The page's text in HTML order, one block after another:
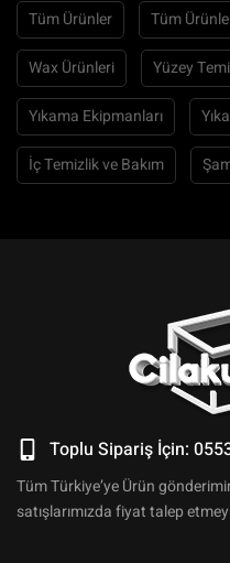
Tüm Ürünler Tüm
Wax Ürünleri Yüzey
Yıkama Ekipmanları
İç Temizlik ve Bakım
Toplu Sipariş İçin:
Tüm Türkiye’ye Ürün
satışlarımızda fiyat talep